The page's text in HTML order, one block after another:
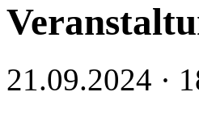
21.09.2024 ·